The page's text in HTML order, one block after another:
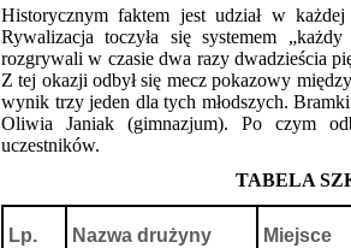
Historycznym faktem jest udział w
Rywalizacja toczyła się systemem
rozgrywali w czasie dwa razy dwadzieścia
Z tej okazji odbył się mecz pokazowy
wynik trzy jeden dla tych młodszych.
Oliwia Janiak (gimnazjum). Po czym
uczestników.
TABELA
Lp. Nazwa drużyny Miejsce